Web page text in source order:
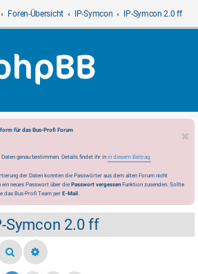
Foren-Übersicht IP-Symcon IP-Symcon 2.0 ff
für das Bus-Profi Forum
genau bestimmen. Details findet ihr in in diesem Beitrag.
der Daten konnten die Passwörter aus dem alten Forum nicht
neues Passwort über die Passwort vergessen Funktion zusenden. Sollte
das Bus-Profi Team perE-Mail.
Symcon 2.0 ff